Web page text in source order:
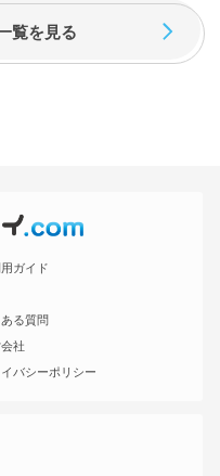
覧を見る
ガイド
る質問
社
バシーポリシー